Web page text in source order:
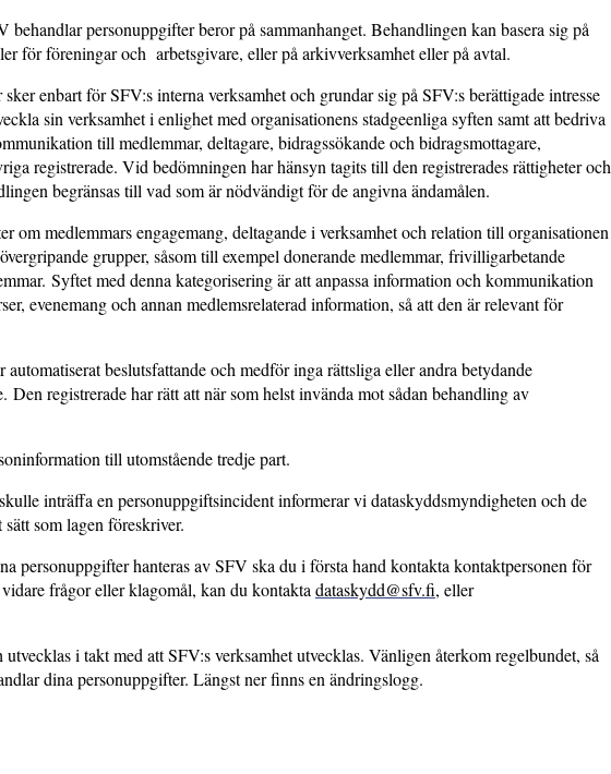
personuppgifter beror på sammanhanget. Behandlingen kan basera sig på
för föreningar och arbetsgivare, eller på arkivverksamhet eller på avtal.
enbart för SFV:s interna verksamhet och grundar sig på SFV:s berättigade intresse
sin verksamhet i enlighet med organisationens stadgeenliga syften samt att bedriva
till medlemmar, deltagare, bidragssökande och bidragsmottagare,
registrerade. Vid bedömningen har hänsyn tagits till den registrerades rättigheter och
begränsas till vad som är nödvändigt för de angivna ändamålen.
om medlemmars engagemang, deltagande i verksamhet och relation till organisationen
grupper, såsom till exempel donerande medlemmar, frivilligarbetande
Syftet med denna kategorisering är att anpassa information och kommunikation
evenemang och annan medlemsrelaterad information, så att den är relevant för
beslutsfattande och medför inga rättsliga eller andra betydande
Den registrerade har rätt att när som helst invända mot sådan behandling av
till utomstående tredje part.
inträffa en personuppgiftsincident informerar vi dataskyddsmyndigheten och de
som lagen föreskriver.
personuppgifter hanteras av SFV ska du i första hand kontakta kontaktpersonen för
frågor eller klagomål, kan du kontakta dataskydd@sfv.fi, eller
i takt med att SFV:s verksamhet utvecklas. Vänligen återkom regelbundet, så
dina personuppgifter. Längst ner finns en ändringslogg.